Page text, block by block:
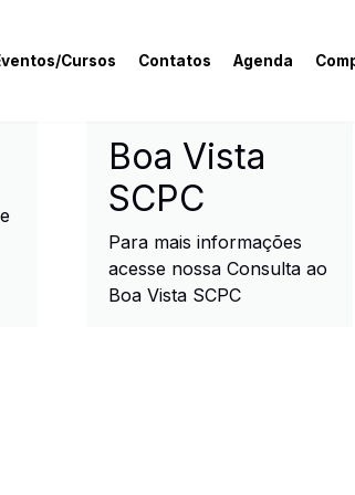
Cursos Contatos Agenda
de
Boa Vista
SCPC
Para mais informações
acesse nossa Consulta ao
Boa Vista SCPC